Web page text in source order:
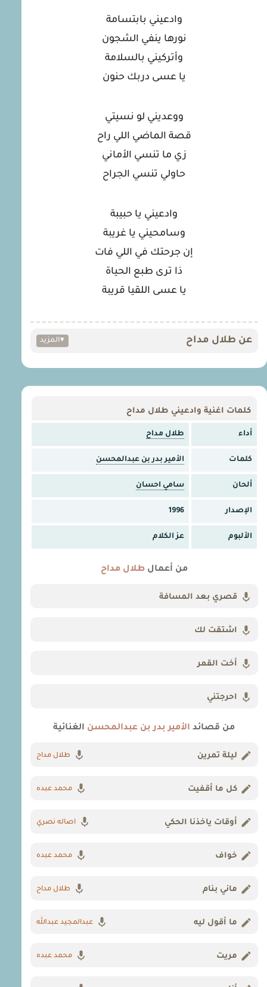
وادعيني بابتسامة
نورها ينفي الشجون
وأتركيني بالسلامة
يا عسى دربك حنون
ووعديني لو نسيتي
قصة الماضي اللي راح
زي ما تنسي الأماني
حاولي تنسي الجراح
وادعيني يا حبيبة
وسامحيني يا غريبة
إن جرحتك في اللي فات
ذا ترى طبع الحياة
يا عسى اللقيا قريبة
عن طلال مداح ▾المزيد
كلمات اغنية وادعيني طلال مداح
أداء طلال مداح
كلمات الأمير بدر بن عبدالمحسن
ألحان سامي احسان
الإصدار 1996
الألبوم عز الكلام
من أعمالطلال مداح
قصري بعد المسافة
اشتقت لك
أخت القمر
احرجتني
من قصائد الأمير بدر بن عبدالمحسن الغنائية
ليلة تمرين طلال مداح
كل ما أقفيت محمد عبده
أوقات ياخذنا الحكي اصاله نصري
خواف محمد عبده
ماني بنام طلال مداح
ما أقول ليه عبدالمجيد عبدالله
مريت محمد عبده